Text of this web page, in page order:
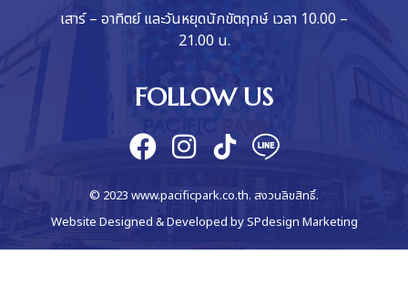
เสาร์ – อาทิตย์ และวันหยุดนักขัตฤกษ์ เวลา 10.00 –
21.00 น.
FOLLOW US
© 2023 www.pacificpark.co.th. สงวนลิขสิทธิ์.
Website Designed & Developed bySPdesign Marketing